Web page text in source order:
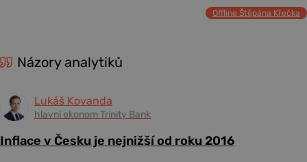
Offline Štěpána Křečka
Názory analytiků
Lukáš Kovanda
hlavní ekonom Trinity Bank
Inflace v Česku je nejnižší od roku 2016